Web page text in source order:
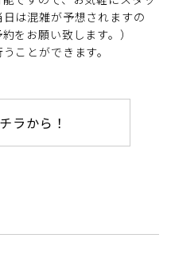
は混雑が予想されますの
をお願い致します。）
ことができます。
ラから！